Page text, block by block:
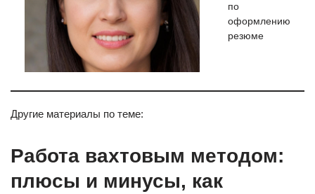
по
оформлению
резюме
Другие материалы по теме:
Работа вахтовым методом:
плюсы и минусы, как